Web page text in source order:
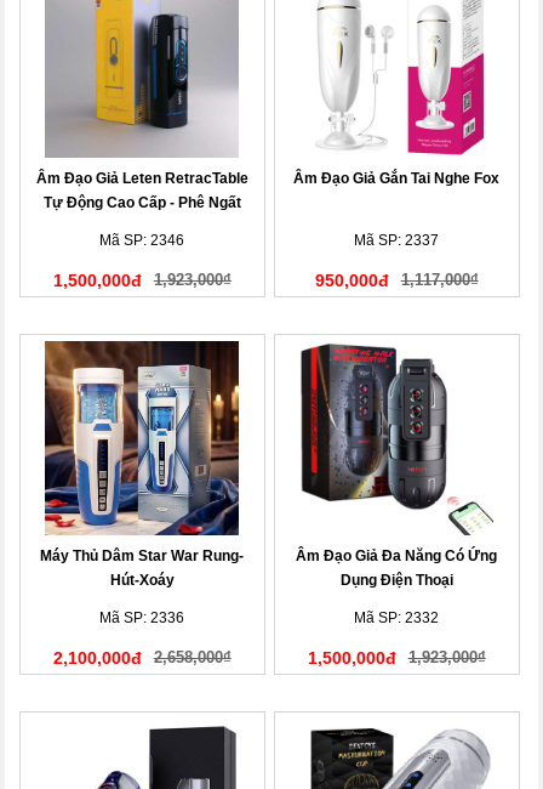
Âm Đạo Giả Leten RetracTable
Tự Động Cao Cấp - Phê Ngất
Mã SP: 2346
1,500,000đ 1,923,000₫
Âm Đạo Giả Gắn Tai Nghe Fox
Mã SP: 2337
950,000đ 1,117,000₫
Máy Thủ Dâm Star War Rung-
Hút-Xoáy
Mã SP: 2336
2,100,000đ 2,658,000₫
Âm Đạo Giả Đa Năng Có Ứng
Dụng Điện Thoại
Mã SP: 2332
1,500,000đ 1,923,000₫